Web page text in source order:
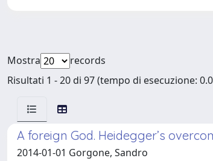
Mostra
records
Risultati 1 - 20 di 97 (tempo di esecuzione:
A foreign God. Heidegger’s
2014-01-01 Gorgone, Sandro